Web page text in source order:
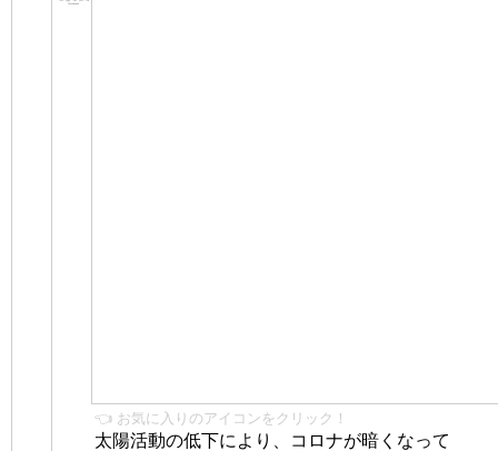
👈 お気に入りのアイコンをクリック！
太陽活動の低下により、コロナが暗くなって